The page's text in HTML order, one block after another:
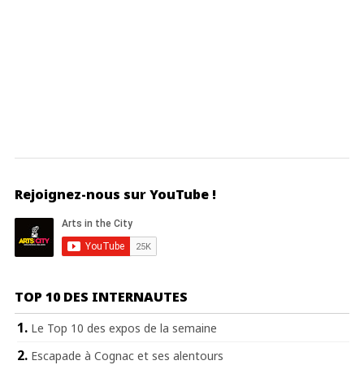
Rejoignez-nous sur YouTube !
TOP 10 DES INTERNAUTES
Le Top 10 des expos de la semaine
Escapade à Cognac et ses alentours